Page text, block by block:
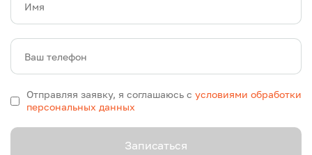
Имя
Ваш телефон
Отправляя заявку, я соглашаюсь с условиями обработки
персональных данных
Записаться